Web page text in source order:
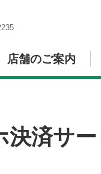
店舗のご案内
決済サ